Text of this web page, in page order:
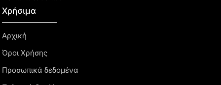
Χρήσιμα
Αρχική
Όροι Χρήσης
Προσωπικά δεδομένα